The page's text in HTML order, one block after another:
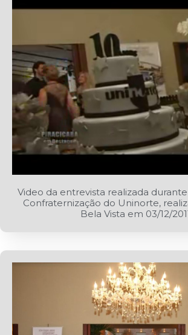
Video da entrevista realizada
Confraternização do Uninorte,
Bela Vista em 03/12/